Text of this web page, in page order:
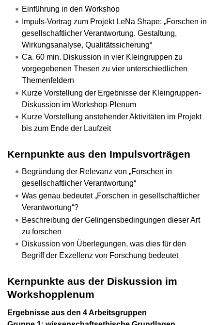
Einführung in den Workshop
Impuls-Vortrag zum Projekt LeNa Shape: „Forschen in
gesellschaftlicher Verantwortung. Gestaltung,
Wirkungsanalyse, Qualitätssicherung“
Ca. 60 min. Diskussion in vier Kleingruppen zu
vorgegebenen Thesen zu vier unterschiedlichen
Themenfeldern
Kurze Vorstellung der Ergebnisse der Kleingruppen-
Diskussion im Workshop-Plenum
Kurze Vorstellung anstehender Aktivitäten im Projekt
bis zum Ende der Laufzeit
Kernpunkte aus den Impulsvorträgen
Begründung der Relevanz von „Forschen in
gesellschaftlicher Verantwortung“
Was genau bedeutet „Forschen in gesellschaftlicher
Verantwortung“?
Beschreibung der Gelingensbedingungen dieser Art
zu forschen
Diskussion von Überlegungen, was dies für den
Begriff der Exzellenz von Forschung bedeutet
Kernpunkte aus der Diskussion im
Workshopplenum
Ergebnisse aus den 4 Arbeitsgruppen